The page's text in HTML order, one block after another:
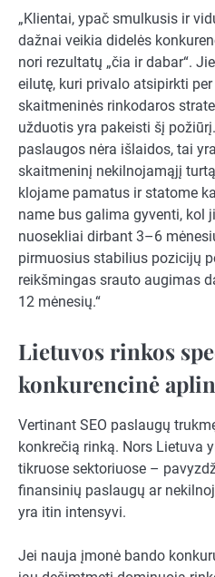
„Klientai, ypač smulkusis ir
dažnai veikia didelės
nori rezultatų „čia ir dabar“.
eilutę, kuri privalo atsipirkti
skaitmeninės rinkodaros
užduotis yra pakeisti šį
paslaugos nėra išlaidos, tai
skaitmeninį nekilnojamąjį
klojame pamatus ir statome
name bus galima gyventi, kol
nuosekliai dirbant 3–6
pirmuosius stabilius pozicijų
reikšmingas srauto augimas
12 mėnesių.“
Lietuvos rinkos
konkurencinė
Vertinant SEO paslaugų
konkrečią rinką. Nors Lietuva
tikruose sektoriuose –
finansinių paslaugų ar
yra itin intensyvi.
Jei nauja įmonė bando